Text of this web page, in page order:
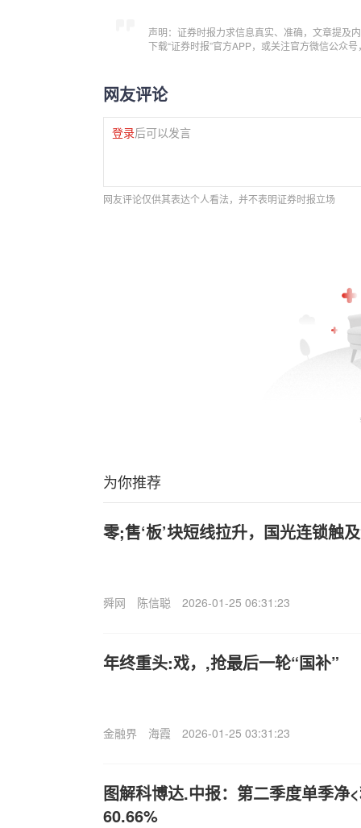
声明：证券时报力求信息真实、准确，文章提及
下载“证券时报”官方APP，或关注官方微信公众
网友评论
登录后可以发言
网友评论仅供其表达个人看法，并不表明证券时报立场
为你推荐
零;售‘板’块短线拉升，国光连锁触
舜网 陈信聪 2026-01-25 06:31:23
年终重头:戏，,抢最后一轮“国补”
金融界 海霞 2026-01-25 03:31:23
图解科博达.中报：第二季度单季净
60.66%